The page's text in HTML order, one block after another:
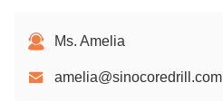
Ms. Amelia
amelia@sinocoredrill.com